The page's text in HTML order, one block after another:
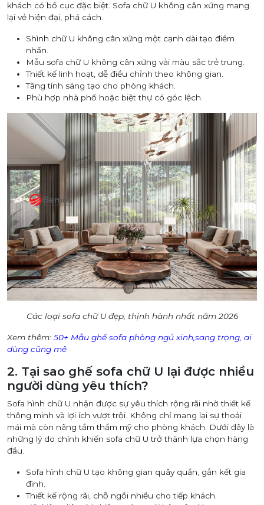
khách có bố cục đặc biệt. Sofa chữ U không cân xứng mang
lại vẻ hiện đại, phá cách.
Shình chữ U không cân xứng một cạnh dài tạo điểm
nhấn.
Mẫu sofa chữ U không cân xứng vải màu sắc trẻ trung.
Thiết kế linh hoạt, dễ điều chỉnh theo không gian.
Tăng tính sáng tạo cho phòng khách.
Phù hợp nhà phố hoặc biệt thự có góc lệch.
Các loại sofa chữ U đẹp, thịnh hành nhất năm 2026
Xem thêm: 50+ Mẫu ghế sofa phòng ngủ xinh,sang trọng, ai
dùng cũng mê
2. Tại sao ghế sofa chữ U lại được nhiều
người dùng yêu thích?
Sofa hình chữ U nhận được sự yêu thích rộng rãi nhờ thiết kế
thông minh và lợi ích vượt trội. Không chỉ mang lại sự thoải
mái mà còn nâng tầm thẩm mỹ cho phòng khách. Dưới đây là
những lý do chính khiến sofa chữ U trở thành lựa chọn hàng
đầu.
Sofa hình chữ U tạo không gian quây quần, gắn kết gia
đình.
Thiết kế rộng rãi, chỗ ngồi nhiều cho tiếp khách.